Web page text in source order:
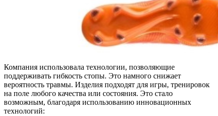
Компания использовала технологии, позволяющие
поддерживать гибкость стопы. Это намного снижает
вероятность травмы. Изделия подходят для игры, тренировок
на поле любого качества или состояния. Это стало
возможным, благодаря использованию инновационных
технологий: